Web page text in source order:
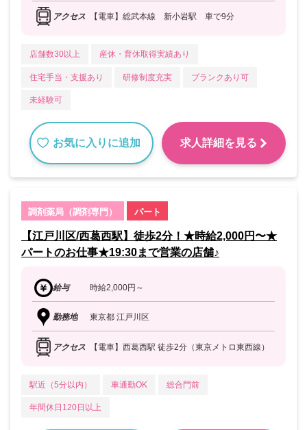
アクセス 【電車】総武本線 新小岩駅 車で9分
店舗数30以上 産休・育休取得実績あり
住宅手当・支援あり 研修制度充実 ブランクあり可
未経験可
お気に入りに追加 求人詳細を見る
調剤薬局（調剤専門） パート
【江戸川区/西葛西駅】徒歩2分！★時給2,000円〜★
パートのお仕事★19:30まで営業の店舗♪
給与 時給2,000円～
勤務地 東京都 江戸川区
アクセス 【電車】西葛西駅 徒歩2分（東京メトロ東西線）
駅近（5分以内） 車通勤OK 総合門前
年間休日120日以上